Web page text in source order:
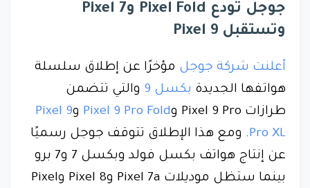
جوجل تودع Pixel Fold وPixel 7
وتستقبل Pixel 9
أعلنت شركة جوجل مؤخرًا عن إطلاق سلسلة
هواتفها الجديدة بكسل 9
والتي تتضمن
طرازات Pixel 9 Pro و
Pixel 9 Pro Fold وPixel 9
Pro XL. ومع هذا الإطلاق تتوقف جوجل رسميًا
عن إنتاج هواتف بكسل فولد وبكسل 7 و7 برو
بينما ستظل موديلات Pixel 7a وPixel 8 وPixel